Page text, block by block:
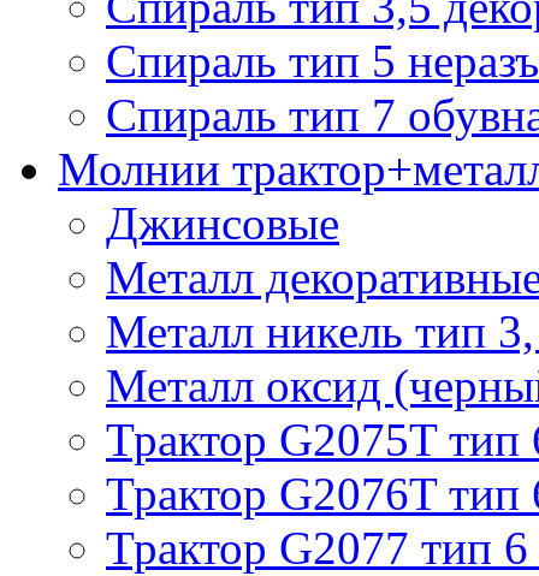
Спираль тип 5
Спираль тип 7
Молнии
Джинсовые
Металл
Металл никель тип
Металл оксид
Трактор G2075T тип
Трактор G2076T тип
Трактор G2077 тип 6